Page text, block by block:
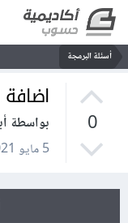
أسئلة البرمجة
0
بواسطة
5 مايو 2021